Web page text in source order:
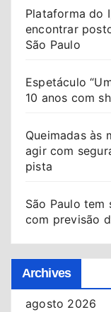
Plataforma do
encontrar
São Paulo
Espetáculo
10 anos com
Queimadas às
agir com
pista
São Paulo tem
com previsão
Archives
agosto 2026